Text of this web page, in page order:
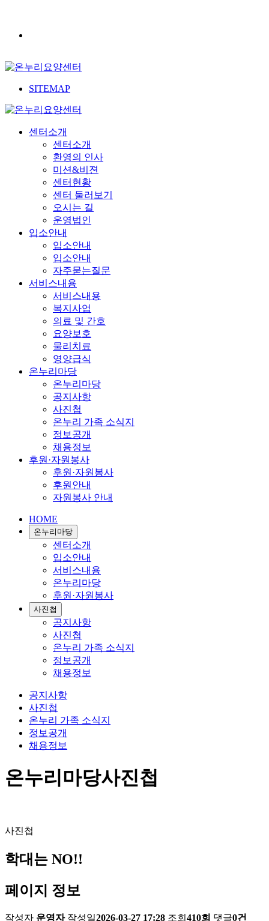
SITEMAP
센터소개
센터소개
환영의 인사
미션&비젼
센터현황
센터 둘러보기
오시는 길
운영법인
입소안내
입소안내
입소안내
자주묻는질문
서비스내용
서비스내용
복지사업
의료 및 간호
요양보호
물리치료
영양급식
온누리마당
온누리마당
공지사항
사진첩
온누리 가족 소식지
정보공개
채용정보
후원·자원봉사
후원·자원봉사
후원안내
자원봉사 안내
HOME
온누리마당
센터소개
입소안내
서비스내용
온누리마당
후원·자원봉사
사진첩
공지사항
사진첩
온누리 가족 소식지
정보공개
채용정보
공지사항
사진첩
온누리 가족 소식지
정보공개
채용정보
온누리마당사진첩
사진첩
학대는 NO!!
페이지 정보
작성자 운영자 작성일2026-03-27 17:28 조회 410회 댓글0건